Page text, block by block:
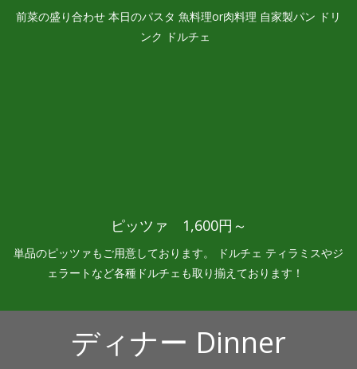
前菜の盛り合わせ 本日のパスタ 魚料理or肉料理 自家製パン ドリ
ンク ドルチェ
ピッツァ 1,600円～
単品のピッツァもご用意しております。 ドルチェ ティラミスやジ
ェラートなど各種ドルチェも取り揃えております！
ディナー Dinner